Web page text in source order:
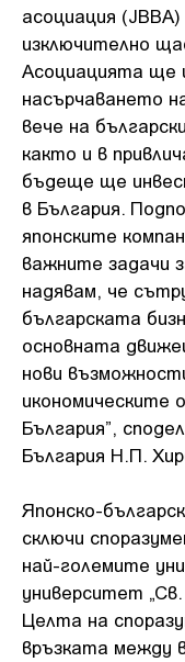
асоциация
изключително
Асоциацията ще
насърчаването
вече на
както и в
бъдеще ще
в България.
японските
важните задачи
надявам, че
българската
основната
нови
икономическите
България”,
България Н.П.
Японско-
сключи
най-големите
университет
Целта на
връзката между